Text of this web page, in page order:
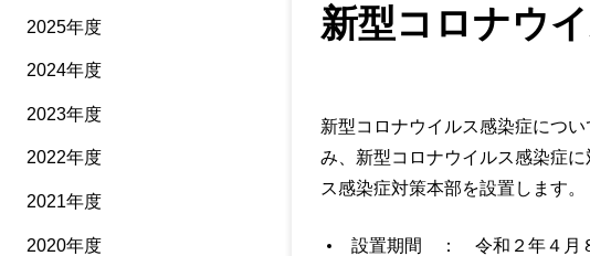
新型コロナウ
新型コロナウイルス感染症につ
み、新型コロナウイルス感染症
ス感染症対策本部を設置します。
設置期間 ： 令和２年４月８
2025年度
2024年度
2023年度
2022年度
2021年度
2020年度